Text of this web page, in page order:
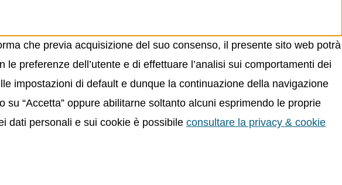
che previa acquisizione del suo consenso, il presente sito web potrà
preferenze dell’utente e di effettuare l’analisi sui comportamenti dei
impostazioni di default e dunque la continuazione della navigazione
“Accetta” oppure abilitarne soltanto alcuni esprimendo le proprie
dati personali e sui cookie è possibile consultare la privacy & cookie